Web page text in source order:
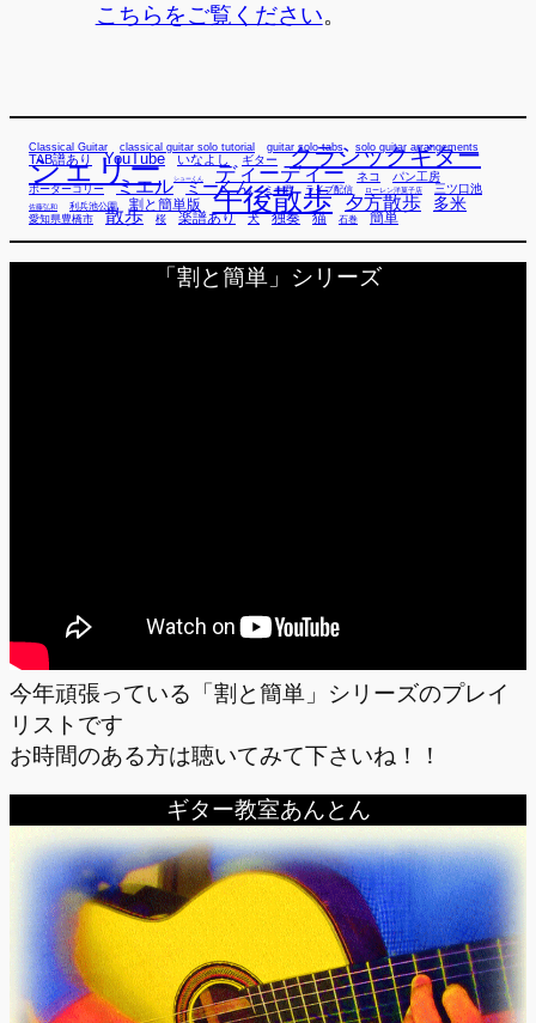
こちらをご覧ください。
Classical Guitar classical guitar solo tutorial guitar solo tabs solo guitar arrangements
TAB譜あり YouTube いなよし ギター クラシックギター
シェリー シューくん ディーディー ネコ パン工房
ボーダーコリー ミエル ミーくん ミー君 ライブ配信 ローレン洋菓子店 三ツ口池
佐藤弘和 利兵池公園 割と簡単版 午後散歩 夕方散歩 多米
愛知県豊橋市 散歩 桜 楽譜あり 犬 独奏 猫 石巻 簡単
「割と簡単」シリーズ
今年頑張っている「割と簡単」シリーズのプレイ
リストです
お時間のある方は聴いてみて下さいね！！
ギター教室あんとん